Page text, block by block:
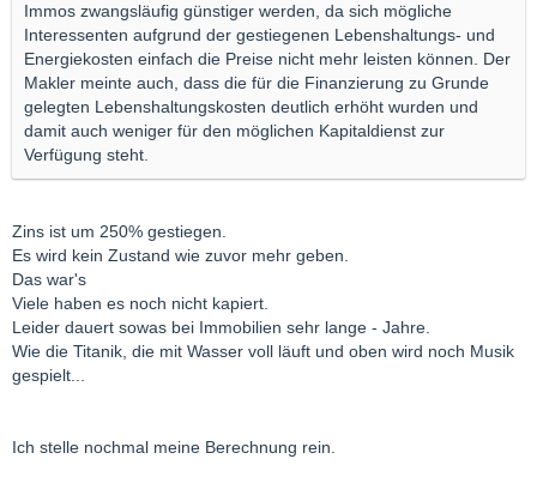
Immos zwangsläufig günstiger werden, da sich mögliche
Interessenten aufgrund der gestiegenen Lebenshaltungs- und
Energiekosten einfach die Preise nicht mehr leisten können. Der
Makler meinte auch, dass die für die Finanzierung zu Grunde
gelegten Lebenshaltungskosten deutlich erhöht wurden und
damit auch weniger für den möglichen Kapitaldienst zur
Verfügung steht.
Zins ist um 250% gestiegen.
Es wird kein Zustand wie zuvor mehr geben.
Das war's
Viele haben es noch nicht kapiert.
Leider dauert sowas bei Immobilien sehr lange - Jahre.
Wie die Titanik, die mit Wasser voll läuft und oben wird noch Musik
gespielt...
Ich stelle nochmal meine Berechnung rein.